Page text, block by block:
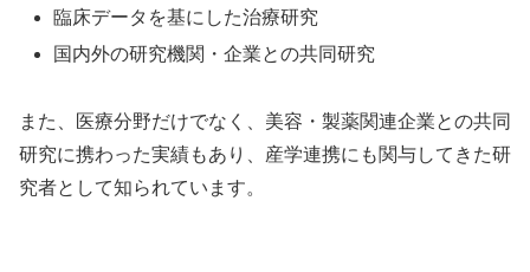
臨床データを基にした治療研究
国内外の研究機関・企業との共同研究
また、医療分野だけでなく、美容・製薬関連企業との共同
研究に携わった実績もあり、産学連携にも関与してきた研
究者として知られています。